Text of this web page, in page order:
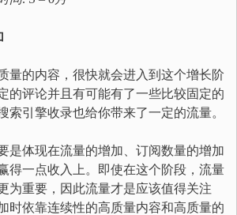
量的内容，很快就会进入到这个增长阶
的评论并且有可能有了一些比较固定的
索引擎收录也给你带来了一定的流量。
是体现在流量的增加、订阅数量的增加
得一点收入上。即使在这个阶段，流量
为重要，因此流量才是应该值得关注
时依靠连续性的高质量内容和高质量的